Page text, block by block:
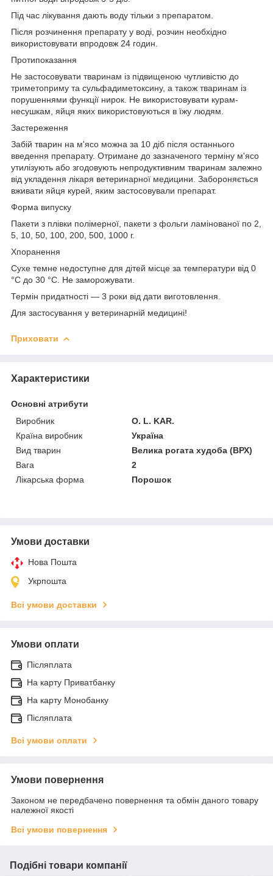
Під час лікування дають воду тільки з препаратом.
Після розчинення препарату у воді, розчин необхідно
використовувати впродовж 24 годин.
Протипоказання
Не застосовувати тваринам із підвищеною чутливістю до
триметоприму та сульфадиметоксину, а також тваринам із
порушеннями функції нирок. Не використовувати курам-
несушкам, яйця яких використовуються в їжу людям.
Застереження
Забій тварин на м'ясо можна за 10 діб після останнього
введення препарату. Отримане до зазначеного терміну м'ясо
утилізують або згодовують непродуктивним тваринам залежно
від укладення лікаря ветеринарної медицини. Забороняється
вживати яйця курей, яким застосовували препарат.
Форма випуску
Пакети з плівки полімерної, пакети з фольги ламінованої по 2,
5, 10, 50, 100, 200, 500, 1000 г.
Хпоранення
Сухе темне недоступне для дітей місце за температури від 0
°C до 30 °C. Не заморожувати.
Термін придатності — 3 роки від дати виготовлення.
Для застосування у ветеринарній медицині!
Приховати
Характеристики
Основні атрибути
Виробник
O. L. KAR.
Країна виробник
Україна
Вид тварин
Велика рогата худоба (ВРХ)
Вага
2
Лікарська форма
Порошок
Умови доставки
Нова Пошта
Укрпошта
Всі умови доставки
Умови оплати
Післяплата
На карту Приватбанку
На карту Монобанку
Післяплата
Всі умови оплати
Умови повернення
Законом не передбачено повернення та обмін даного товару
належної якості
Всі умови повернення
Подібні товари компанії